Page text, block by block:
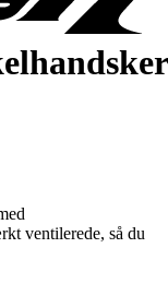
ventilerede, så du